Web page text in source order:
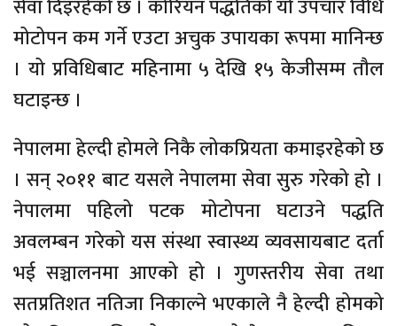
सेवा दिइरहेको छ । कोरियन पद्धतिको यो उपचार विधि
मोटोपन कम गर्ने एउटा अचुक उपायका रूपमा मानिन्छ
। यो प्रविधिबाट महिनामा ५ देखि १५ केजीसम्म तौल
घटाइन्छ ।
नेपालमा हेल्दी होमले निकै लोकप्रियता कमाइरहेको छ
। सन् २०११ बाट यसले नेपालमा सेवा सुरु गरेको हो ।
नेपालमा पहिलो पटक मोटोपना घटाउने पद्धति
अवलम्बन गरेको यस संस्था स्वास्थ्य व्यवसायबाट दर्ता
भई सञ्चालनमा आएको हो । गुणस्तरीय सेवा तथा
सतप्रतिशत नतिजा निकाल्ने भएकाले नै हेल्दी होमको